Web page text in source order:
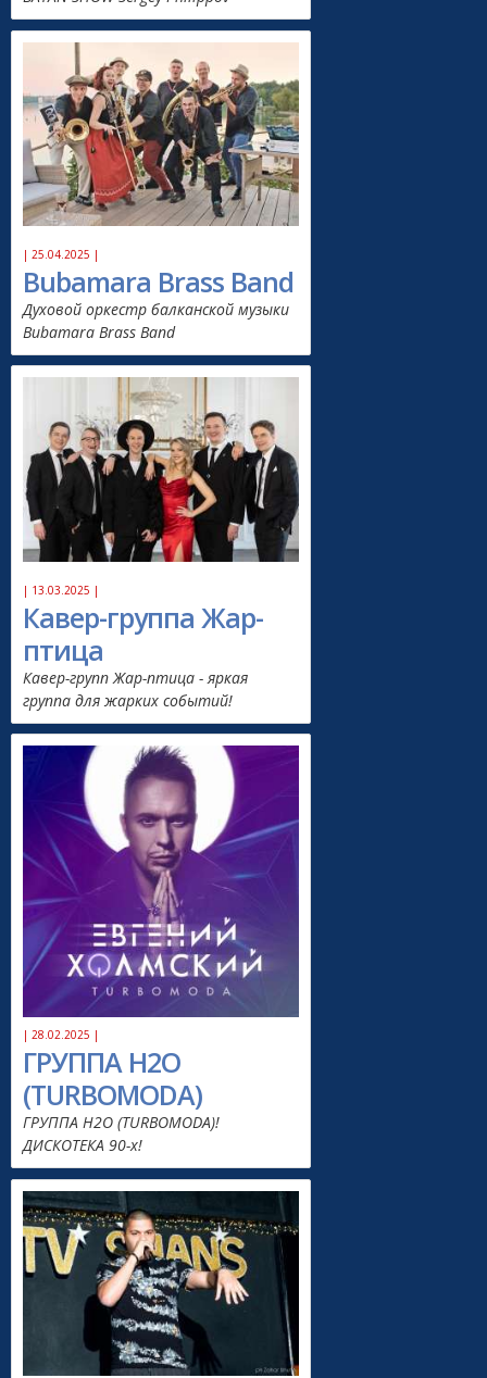
| 25.04.2025 |
Bubamara Brass Band
Духовой оркестр балканской музыки
Bubamara Brass Band
| 13.03.2025 |
Кавер-группа Жар-
птица
Кавер-групп Жар-птица - яркая
группа для жарких событий!
| 28.02.2025 |
ГРУППА H2O
(TURBOMODA)
ГРУППА H2O (TURBOMODA)!
ДИСКОТЕКА 90-х!